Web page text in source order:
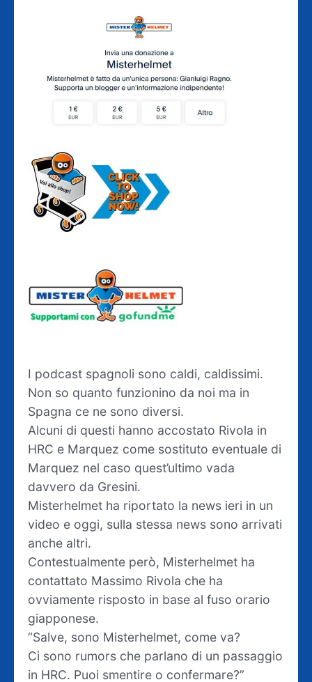
I podcast spagnoli sono caldi, caldissimi.
Non so quanto funzionino da noi ma in
Spagna ce ne sono diversi.
Alcuni di questi hanno accostato Rivola in
HRC e Marquez come sostituto eventuale di
Marquez nel caso quest’ultimo vada
davvero da Gresini.
Misterhelmet ha riportato la news ieri in un
video e oggi, sulla stessa news sono arrivati
anche altri.
Contestualmente però, Misterhelmet ha
contattato Massimo Rivola che ha
ovviamente risposto in base al fuso orario
giapponese.
“Salve, sono Misterhelmet, come va?
Ci sono rumors che parlano di un passaggio
in HRC. Puoi smentire o confermare?”